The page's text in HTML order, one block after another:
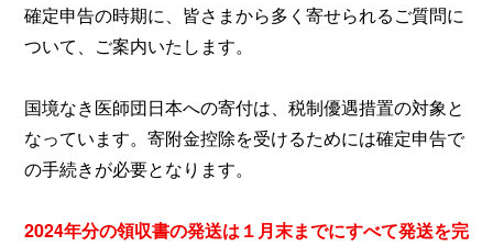
確定申告の時期に、皆さまから多く寄せられるご質問に
ついて、ご案内いたします。
国境なき医師団日本への寄付は、税制優遇措置の対象と
なっています。寄附金控除を受けるためには確定申告で
の手続きが必要となります。
2024年分の領収書の発送は１月末までにすべて発送を完